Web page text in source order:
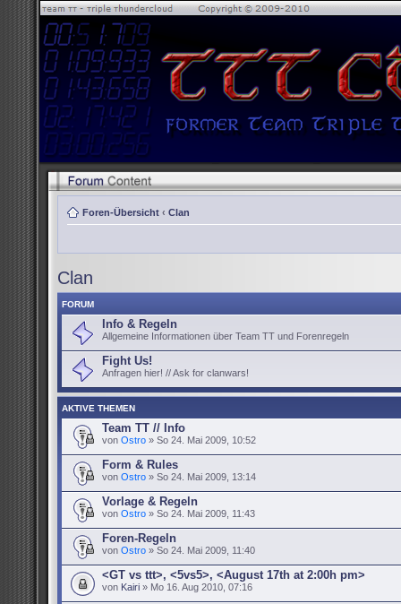
Foren-Übersicht ‹ Clan
Clan
FORUM
Info & Regeln
Allgemeine Informationen über Team TT und Forenregeln
Fight Us!
Anfragen hier! // Ask for clanwars!
AKTIVE THEMEN
Team TT // Info
von Ostro » So 24. Mai 2009, 10:52
Form & Rules
von Ostro » So 24. Mai 2009, 13:14
Vorlage & Regeln
von Ostro » So 24. Mai 2009, 11:43
Foren-Regeln
von Ostro » So 24. Mai 2009, 11:40
<GT vs ttt>, <5vs5>, <August 17th at 2:00h pm>
von Kairi » Mo 16. Aug 2010, 07:16